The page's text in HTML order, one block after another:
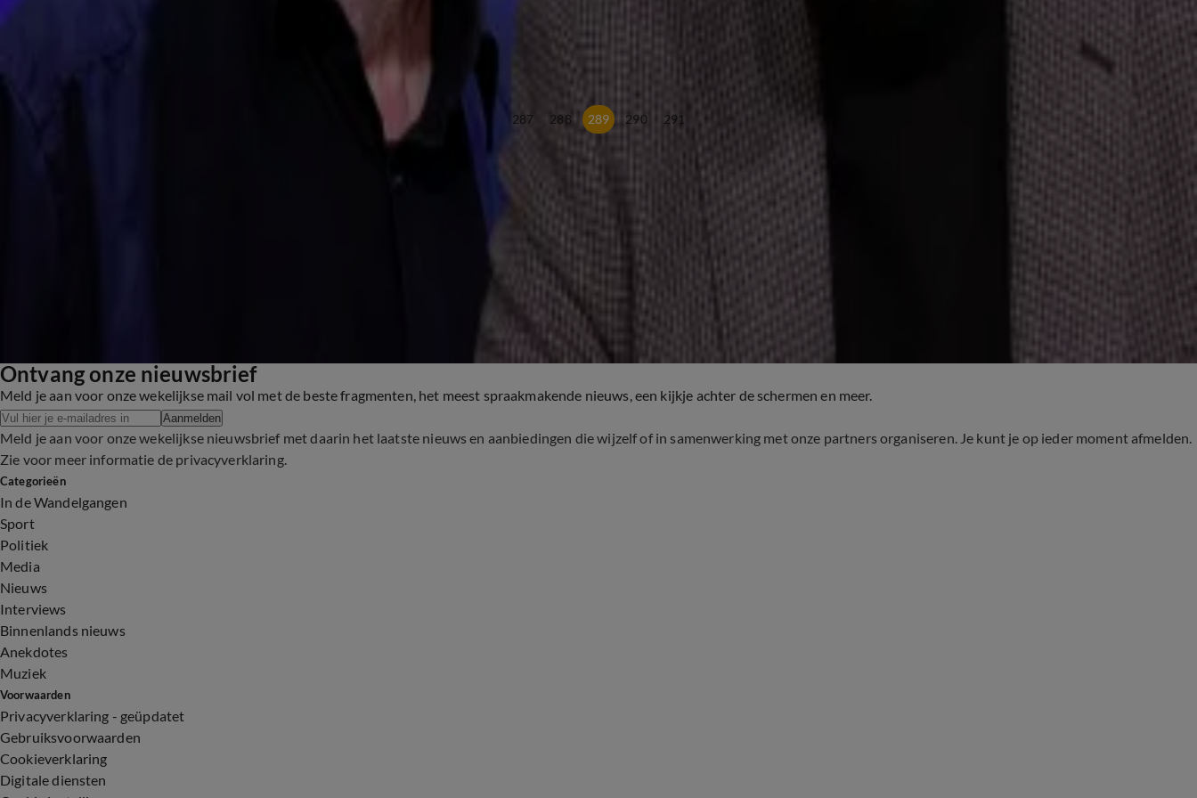
18 nov 2024, 13:15
Talkshows
18 nov 2024, 10:34
287 288 289 290 291
Ontvang onze nieuwsbrief
Meld je aan voor onze wekelijkse mail vol met de beste fragmenten, het meest spraakmakende nieuws, een kijkje achter de schermen en meer.
Aanmelden
Meld je aan voor onze wekelijkse nieuwsbrief met daarin het laatste nieuws en aanbiedingen die wijzelf of in samenwerking met onze partners organiseren. Je kunt je op ieder moment afmelden.
Zie voor meer informatie de privacyverklaring.
Categorieën
In de Wandelgangen
Sport
Politiek
Media
Nieuws
Interviews
Binnenlands nieuws
Anekdotes
Muziek
Voorwaarden
Privacyverklaring - geüpdatet
Gebruiksvoorwaarden
Cookieverklaring
Digitale diensten